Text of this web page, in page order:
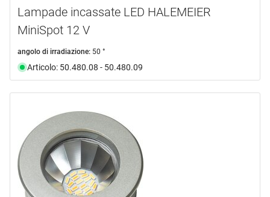
Lampade incassate LED HALEMEIER
MiniSpot 12 V
angolo di irradiazione: 50 °
Articolo: 50.480.08 - 50.480.09